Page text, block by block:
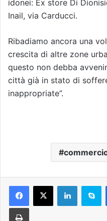
idonei: Ex store Di
Inail, via Carducci.
Ribadiamo ancora una
crescita di altre zone
questo non debba
città già in stato di
inappropriate”.